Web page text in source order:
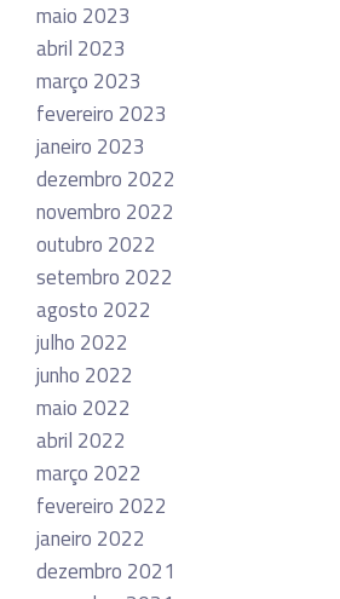
maio 2023
abril 2023
março 2023
fevereiro 2023
janeiro 2023
dezembro 2022
novembro 2022
outubro 2022
setembro 2022
agosto 2022
julho 2022
junho 2022
maio 2022
abril 2022
março 2022
fevereiro 2022
janeiro 2022
dezembro 2021